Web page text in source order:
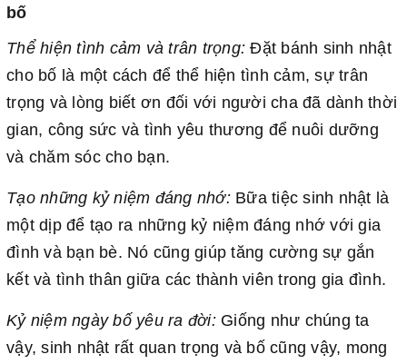
bố
Thể hiện tình cảm và trân trọng: Đặt bánh sinh nhật
cho bố là một cách để thể hiện tình cảm, sự trân
trọng và lòng biết ơn đối với người cha đã dành thời
gian, công sức và tình yêu thương để nuôi dưỡng
và chăm sóc cho bạn.
Tạo những kỷ niệm đáng nhớ:Bữa tiệc sinh nhật là
một dịp để tạo ra những kỷ niệm đáng nhớ với gia
đình và bạn bè. Nó cũng giúp tăng cường sự gắn
kết và tình thân giữa các thành viên trong gia đình.
Kỷ niệm ngày bố yêu ra đời:Giống như chúng ta
vậy, sinh nhật rất quan trọng và bố cũng vậy, mong